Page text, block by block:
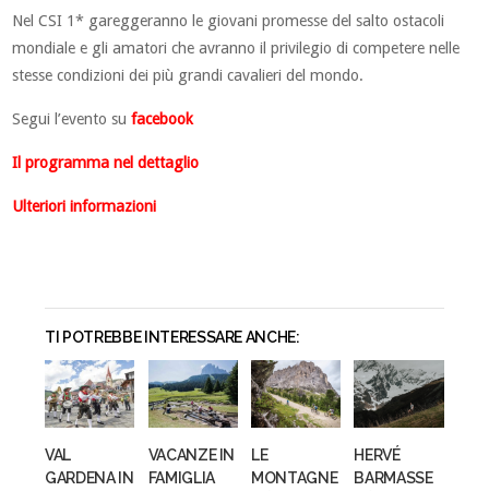
Nel CSI 1* gareggeranno le giovani promesse del salto ostacoli
mondiale e gli amatori che avranno il privilegio di competere nelle
stesse condizioni dei più grandi cavalieri del mondo.
Segui l’evento sufacebook
Il programma nel dettaglio
Ulteriori informazioni
TI POTREBBE INTERESSARE ANCHE:
VAL
GARDENA IN
VACANZE IN
FAMIGLIA
LE
MONTAGNE
HERVÉ
BARMASSE